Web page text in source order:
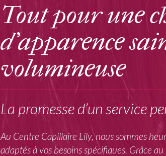
Tout pour une
d’apparence
volumineuse
La promesse d’un service
Au Centre Capillaire Lily, nous sommes
adaptés à vos besoins spécifiques. Grâce